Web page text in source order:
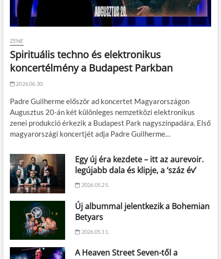
ZENE
Spirituális techno és elektronikus
koncertélmény a Budapest Parkban
2026.06.30.
Padre Guilherme először ad koncertet Magyarországon
Augusztus 20-án két különleges nemzetközi elektronikus
zenei produkció érkezik a Budapest Park nagyszínpadára. Első
magyarországi koncertjét adja Padre Guilherme…
Egy új éra kezdete – itt az aurevoir.
legújabb dala és klipje, a ‘száz év’
2026.05.25.
Új albummal jelentkezik a Bohemian
Betyars
2026.05.11.
A Heaven Street Seven-től a